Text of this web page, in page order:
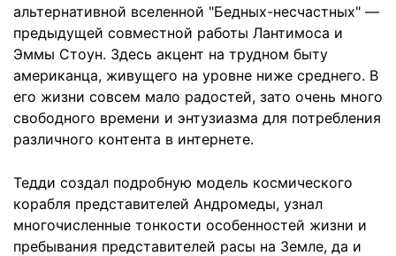
альтернативной вселенной "Бедных-несчастных" —
предыдущей совместной работы Лантимоса и
Эммы Стоун. Здесь акцент на трудном быту
американца, живущего на уровне ниже среднего. В
его жизни совсем мало радостей, зато очень много
свободного времени и энтузиазма для потребления
различного контента в интернете.
Тедди создал подробную модель космического
корабля представителей Андромеды, узнал
многочисленные тонкости особенностей жизни и
пребывания представителей расы на Земле, да и